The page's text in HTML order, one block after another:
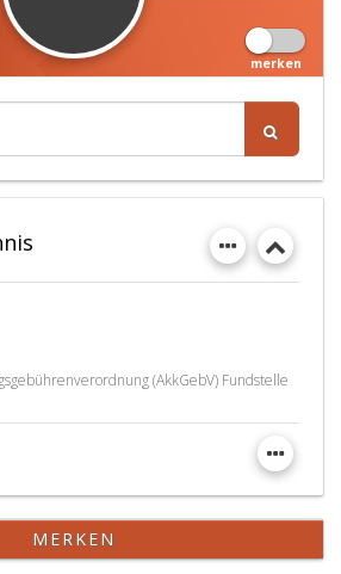
merken
(AkkGebV) Fundstelle
MERKEN